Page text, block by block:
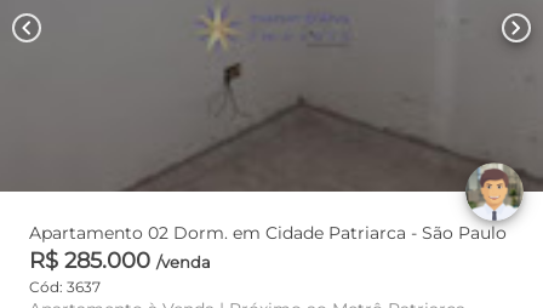
chevron_left chevron_right
Apartamento 02 Dorm. em Cidade Patriarca - São Paulo
R$ 285.000 /venda
Cód: 3637